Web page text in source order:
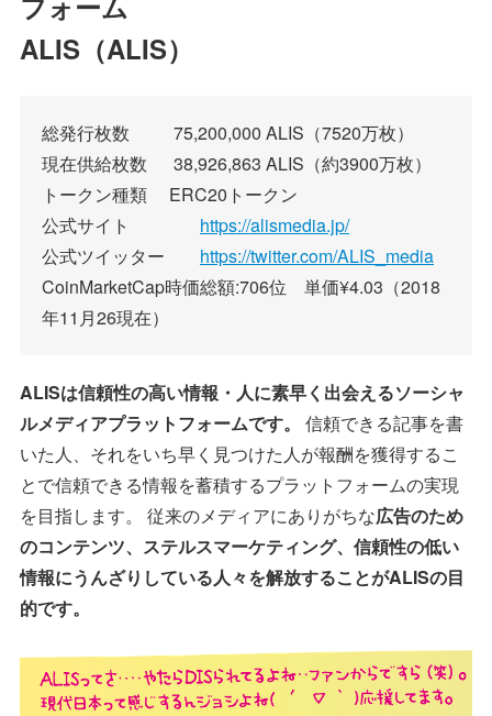
ALIS（ALIS）
総発行枚数 75,200,000 ALIS（7520万枚）
現在供給枚数 38,926,863 ALIS（約3900万枚）
トークン種類 ERC20トークン
公式サイト https://alismedia.jp/
公式ツイッター https://twitter.com/ALIS_media
CoinMarketCap時価総額:706位 単価¥4.03（2018
年11月26現在）
ALISは信頼性の高い情報・人に素早く出会えるソーシャ
ルメディアプラットフォームです。
信頼できる記事を書
いた人、それをいち早く見つけた人が報酬を獲得するこ
とで信頼できる情報を蓄積するプラットフォームの実現
を目指します。 従来のメディアにありがちな広告のため
のコンテンツ、ステルスマーケティング、信頼性の低い
情報にうんざりしている人々を解放することがALISの目
的です。